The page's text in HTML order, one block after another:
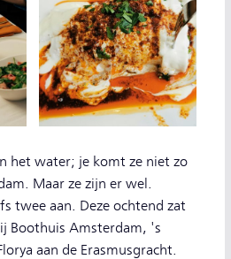
het water; je komt ze niet zo
Maar ze zijn er wel.
twee aan. Deze ochtend zat
Boothuis Amsterdam, 's
aan de Erasmusgracht.